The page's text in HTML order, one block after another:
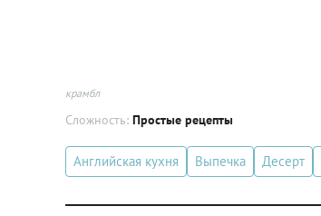
крамбл
Сложность: Простые рецепты
Английская кухня Выпечка Десерт